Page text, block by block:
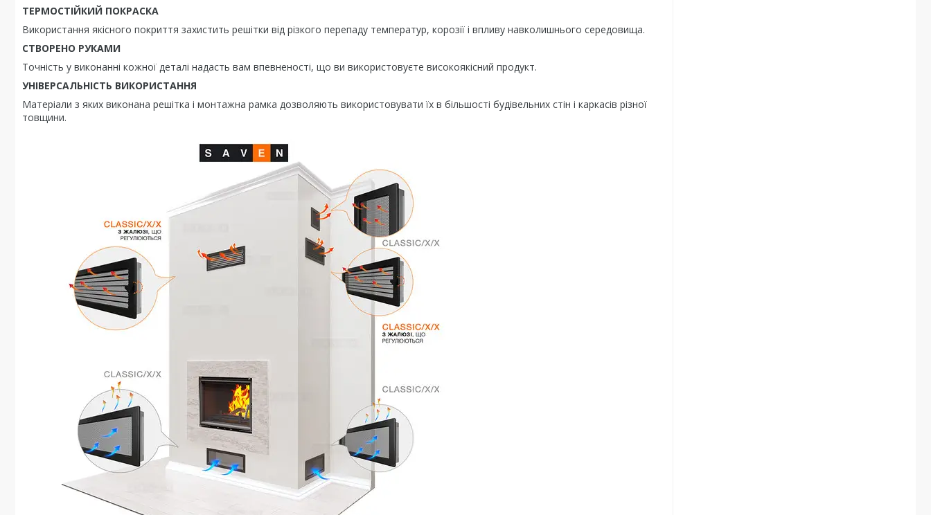
ТЕРМОСТІЙКИЙ ПОКРАСКА
Використання якісного покриття захистить решітки від різкого перепаду температур, корозії і впливу навколишнього середовища.
СТВОРЕНО РУКАМИ
Точність у виконанні кожної деталі надасть вам впевненості, що ви використовуєте високоякісний продукт.
УНІВЕРСАЛЬНІСТЬ ВИКОРИСТАННЯ
Матеріали з яких виконана решітка і монтажна рамка дозволяють використовувати їх в більшості будівельних стін і каркасів різної
товщини.